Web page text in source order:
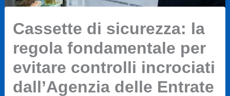
Cassette di sicurezza: la
regola fondamentale per
evitare controlli incrociati
dall’Agenzia delle Entrate